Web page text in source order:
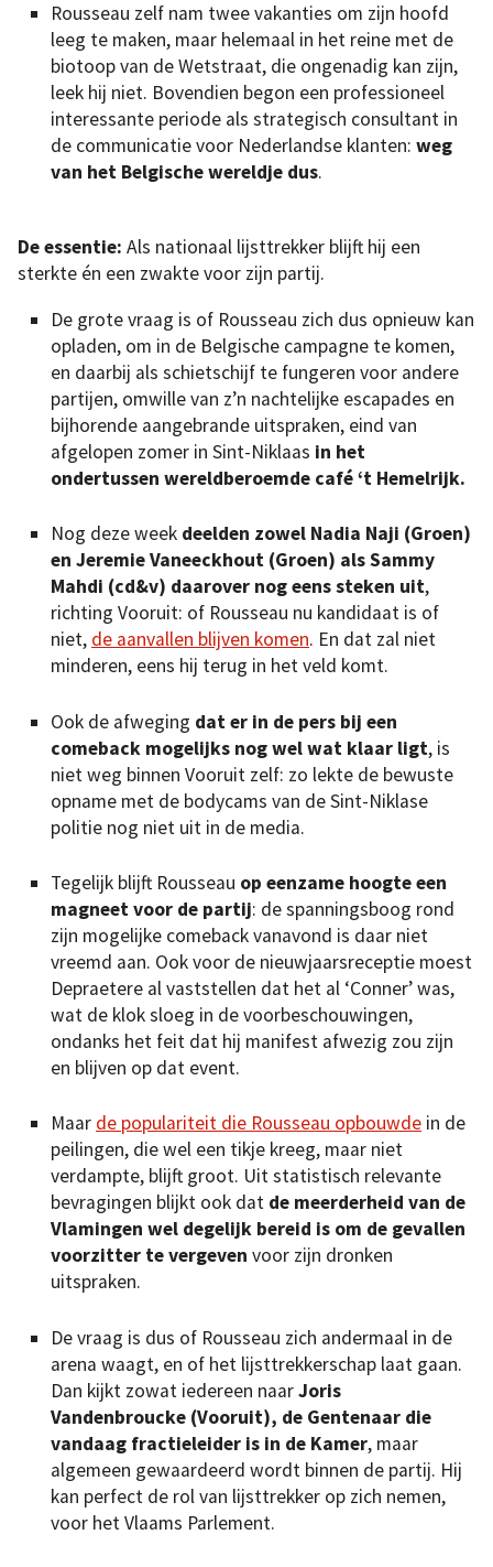
Rousseau zelf nam twee vakanties om zijn hoofd
leeg te maken, maar helemaal in het reine met de
biotoop van de Wetstraat, die ongenadig kan zijn,
leek hij niet. Bovendien begon een professioneel
interessante periode als strategisch consultant in
de communicatie voor Nederlandse klanten: weg
van het Belgische wereldje dus.
De essentie: Als nationaal lijsttrekker blijft hij een
sterkte én een zwakte voor zijn partij.
De grote vraag is of Rousseau zich dus opnieuw kan
opladen, om in de Belgische campagne te komen,
en daarbij als schietschijf te fungeren voor andere
partijen, omwille van z’n nachtelijke escapades en
bijhorende aangebrande uitspraken, eind van
afgelopen zomer in Sint-Niklaas in het
ondertussen wereldberoemde café ‘t Hemelrijk.
Nog deze week deelden zowel Nadia Naji (Groen)
en Jeremie Vaneeckhout (Groen) als Sammy
Mahdi (cd&v) daarover nog eens steken uit,
richting Vooruit: of Rousseau nu kandidaat is of
niet, de aanvallen blijven komen. En dat zal niet
minderen, eens hij terug in het veld komt.
Ook de afweging dat er in de pers bij een
comeback mogelijks nog wel wat klaar ligt, is
niet weg binnen Vooruit zelf: zo lekte de bewuste
opname met de bodycams van de Sint-Niklase
politie nog niet uit in de media.
Tegelijk blijft Rousseau op eenzame hoogte een
magneet voor de partij: de spanningsboog rond
zijn mogelijke comeback vanavond is daar niet
vreemd aan. Ook voor de nieuwjaarsreceptie moest
Depraetere al vaststellen dat het al ‘Conner’ was,
wat de klok sloeg in de voorbeschouwingen,
ondanks het feit dat hij manifest afwezig zou zijn
en blijven op dat event.
Maar de populariteit die Rousseau opbouwde in de
peilingen, die wel een tikje kreeg, maar niet
verdampte, blijft groot. Uit statistisch relevante
bevragingen blijkt ook dat de meerderheid van de
Vlamingen wel degelijk bereid is om de gevallen
voorzitter te vergeven voor zijn dronken
uitspraken.
De vraag is dus of Rousseau zich andermaal in de
arena waagt, en of het lijsttrekkerschap laat gaan.
Dan kijkt zowat iedereen naarJoris
Vandenbroucke (Vooruit), de Gentenaar die
vandaag fractieleider is in de Kamer, maar
algemeen gewaardeerd wordt binnen de partij. Hij
kan perfect de rol van lijsttrekker op zich nemen,
voor het Vlaams Parlement.